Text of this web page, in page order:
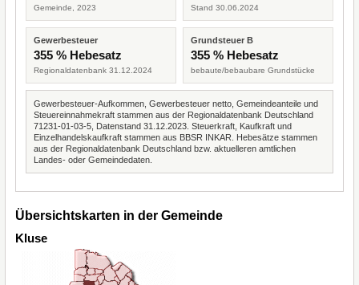
Gemeinde, 2023 Stand 30.06.2024
Gewerbesteuer
355 % Hebesatz
Regionaldatenbank 31.12.2024
Grundsteuer B
355 % Hebesatz
bebaute/bebaubare Grundstücke
Gewerbesteuer-Aufkommen, Gewerbesteuer netto, Gemeindeanteile und
Steuereinnahmekraft stammen aus der Regionaldatenbank Deutschland
71231-01-03-5, Datenstand 31.12.2023. Steuerkraft, Kaufkraft und
Einzelhandelskaufkraft stammen aus BBSR INKAR. Hebesätze stammen
aus der Regionaldatenbank Deutschland bzw. aktuelleren amtlichen
Landes- oder Gemeindedaten.
Übersichtskarten in der Gemeinde
Kluse